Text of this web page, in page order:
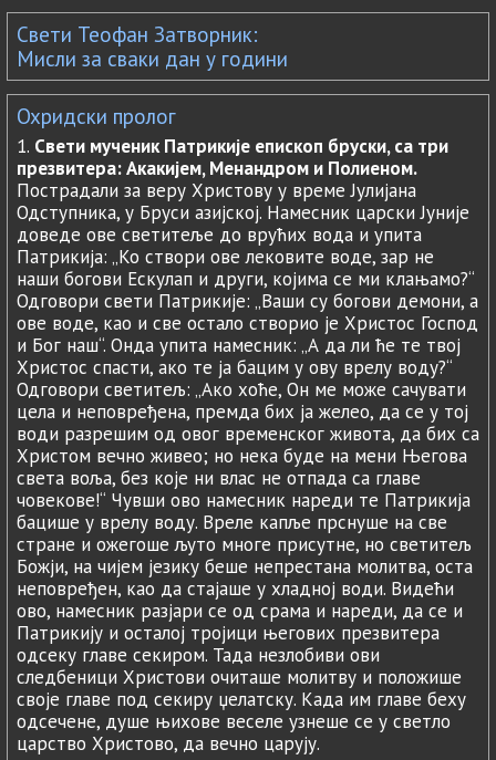
Свети Теофан Затворник:
Мисли за сваки дан у години
Охридски пролог
1. Свети мученик Патрикије епископ бруски, са три
презвитера: Акакијем, Менандром и Полиеном.
Пострадали за веру Христову у време Јулијана
Одступника, у Бруси азијској. Намесник царски Јуније
доведе ове светитеље до врућих вода и упита
Патрикија: „Ко створи ове лековите воде, зар не
наши богови Ескулап и други, којима се ми клањамо?“
Одговори свети Патрикије: „Ваши су богови демони, а
ове воде, као и све остало створио је Христос Господ
и Бог наш“. Онда упита намесник: „А да ли ће те твој
Христос спасти, ако те ја бацим у ову врелу воду?“
Одговори светитељ: „Ако хоће, Он ме може сачувати
цела и неповређена, премда бих ја желео, да се у тој
води разрешим од овог временског живота, да бих са
Христом вечно живео; но нека буде на мени Његова
света воља, без које ни влас не отпада са главе
човекове!“ Чувши ово намесник нареди те Патрикија
бацише у врелу воду. Вреле капље прснуше на све
стране и ожегоше љуто многе присутне, но светитељ
Божји, на чијем језику беше непрестана молитва, оста
неповређен, као да стајаше у хладној води. Видећи
ово, намесник разјари се од срама и нареди, да се и
Патрикију и осталој тројици његових презвитера
одсеку главе секиром. Тада незлобиви ови
следбеници Христови очиташе молитву и положише
своје главе под секиру џелатску. Када им главе беху
одсечене, душе њихове веселе узнеше се у светло
царство Христово, да вечно царују.